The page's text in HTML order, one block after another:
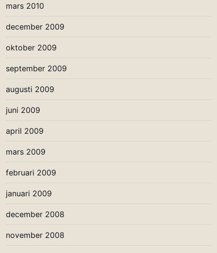
mars 2010
december 2009
oktober 2009
september 2009
augusti 2009
juni 2009
april 2009
mars 2009
februari 2009
januari 2009
december 2008
november 2008